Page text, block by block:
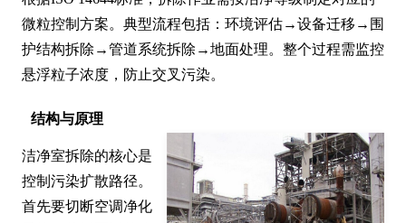
微粒控制方案。典型流程包括：环境评估→设备迁移→围
护结构拆除→管道系统拆除→地面处理。整个过程需监控
悬浮粒子浓度，防止交叉污染。
结构与原理
洁净室拆除的核心是
控制污染扩散路径。
首先要切断空调净化